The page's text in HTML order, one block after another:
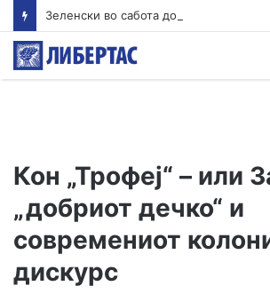
Зеленски во сабота доаѓа во Белград
Кон „Трофеј“ – или
„добриот дечко“ и
современиот
дискурс